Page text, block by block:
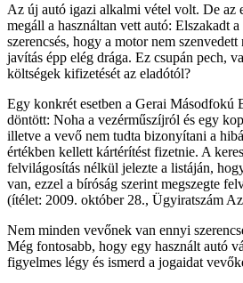
Az új autó igazi alkalmi vétel volt. De az
megáll a használtan vett autó: Elszakadt
szerencsés, hogy a motor nem
javítás épp elég drága. Ez csupán pech,
költségek kifizetését az eladótól?
Egy konkrét esetben a Gerai Másodfokú
döntött: Noha a vezérműszíjról és egy
illetve a vevő nem tudta bizonyítani a
értékben kellett kártérítést fizetnie. A
felvilágosítás nélkül jelezte a listáján,
van, ezzel a bíróság szerint megszegte
(ítélet: 2009. október 28., Ügyiratszám
Nem minden vevőnek van ennyi
Még fontosabb, hogy egy használt autó
figyelmes légy és ismerd a jogaidat